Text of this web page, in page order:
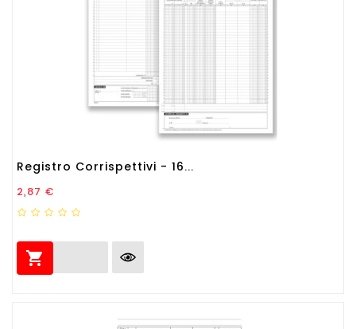
Registro Corrispettivi - 16...
Prezzo
2,87 €
